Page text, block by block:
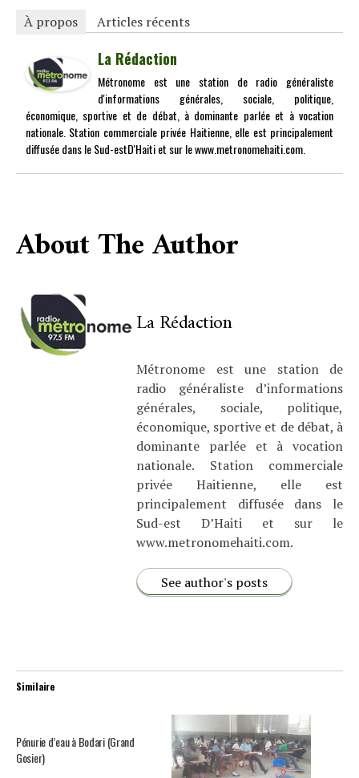
À propos Articles récents
La Rédaction
Métronome est une station de radio généraliste
d'informations générales, sociale, politique,
économique, sportive et de débat, à dominante parlée et à vocation
nationale. Station commerciale privée Haitienne, elle est principalement
diffusée dans le Sud-estD'Haiti et sur le www.metronomehaiti.com.
About The Author
La Rédaction
Métronome est une station de
radio généraliste d’informations
générales, sociale, politique,
économique, sportive et de débat, à
dominante parlée et à vocation
nationale. Station commerciale
privée Haitienne, elle est
principalement diffusée dans le
Sud-est D’Haiti et sur le
www.metronomehaiti.com.
See author's posts
Similaire
Pénurie d’eau à Bodari (Grand
Gosier)